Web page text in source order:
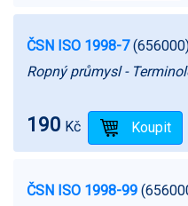
ČSN ISO 1998-7
Ropný průmysl -
190 Kč
ČSN ISO 1998-99